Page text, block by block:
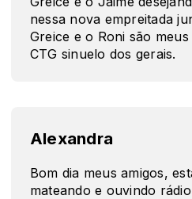
nessa nova empreitada
Greice e o Roni são
CTG sinuelo dos gerais.
Alexandra
Bom dia meus amigos,
mateando e ouvindo